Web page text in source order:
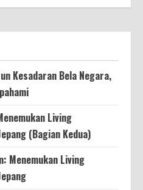
Kesadaran Bela Negara,
Living
(Bagian Kedua)
Menemukan Living